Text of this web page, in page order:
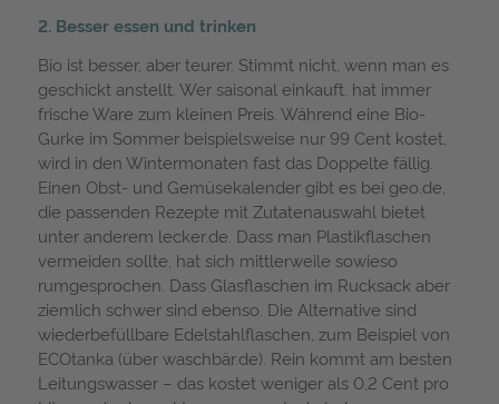
2. Besser essen und trinken
Bio ist besser, aber teurer. Stimmt nicht, wenn man es
geschickt anstellt. Wer saisonal einkauft, hat immer
frische Ware zum kleinen Preis. Während eine Bio-
Gurke im Sommer beispielsweise nur 99 Cent kostet,
wird in den Wintermonaten fast das Doppelte fällig.
Einen Obst- und Gemüsekalender gibt es bei geo.de,
die passenden Rezepte mit Zutatenauswahl bietet
unter anderem lecker.de. Dass man Plastikflaschen
vermeiden sollte, hat sich mittlerweile sowieso
rumgesprochen. Dass Glasflaschen im Rucksack aber
ziemlich schwer sind ebenso. Die Alternative sind
wiederbefüllbare Edelstahlflaschen, zum Beispiel von
ECOtanka (über waschbär.de). Rein kommt am besten
Leitungswasser – das kostet weniger als 0,2 Cent pro